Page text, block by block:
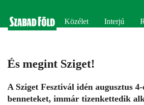
Közélet Interjú
És megint Sziget!
A Sziget Fesztivál idén augusztus
benneteket, immár tizenkettedik